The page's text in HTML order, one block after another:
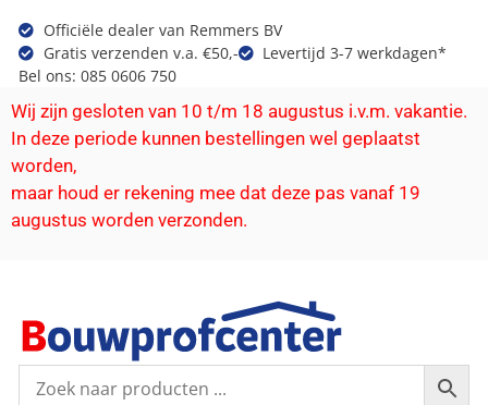
Officiële dealer van Remmers BV
Gratis verzenden v.a. €50,-
Levertijd 3-7 werkdagen*
Bel ons: 085 0606 750
Wij zijn gesloten van 10 t/m 18 augustus i.v.m. vakantie.
In deze periode kunnen bestellingen wel geplaatst
worden,
maar houd er rekening mee dat deze pas vanaf 19
augustus worden verzonden.